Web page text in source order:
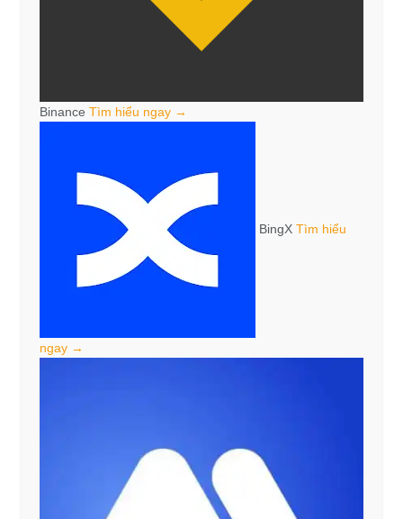
Binance Tìm hiểu ngay →
BingX Tìm hiểu
ngay →